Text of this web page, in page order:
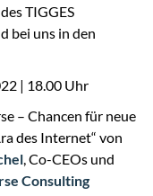
TIGGES
bei uns in den
| 18.00 Uhr
– Chancen für neue
des Internet“ von
, Co-CEOs und
Consulting